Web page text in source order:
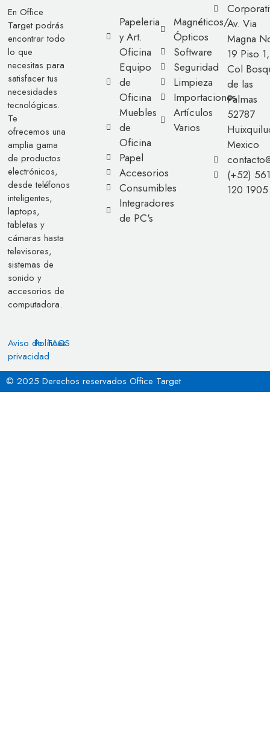
En Office
Target podrás
encontrar todo
lo que
necesitas para
satisfacer tus
necesidades
tecnológicas.
Te
ofrecemos una
amplia gama
de productos
electrónicos,
desde teléfonos
inteligentes,
laptops,
tabletas y
cámaras hasta
televisores,
sistemas de
sonido y
accesorios de
computadora.
Aviso de
privacidad
Políticas
FAQS
Papeleria
y Art.
Oficina
Equipo
de
Oficina
Muebles
de
Oficina
Papel
Accesorios
Consumibles
Integradores
de PC's
Magnéticos/
Ópticos
Software
Seguridad
Limpieza
Importaciones
Artículos
Varios
Av. Via
Magna
19 Piso 1,
Col
de las
Palmas
52787
Mexico
(+52) 561
120 1905
© 2025 Derechos reservados Office Target